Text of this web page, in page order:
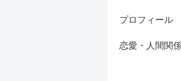
プロフィール
恋愛・人間関係